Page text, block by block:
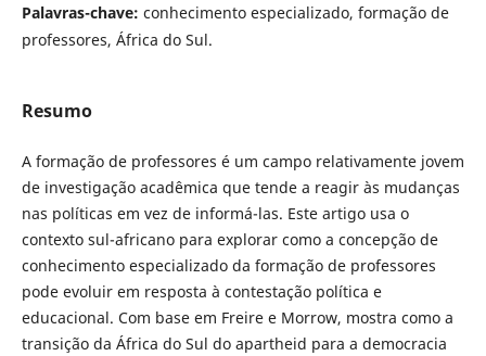
Palavras-chave: conhecimento especializado, formação de
professores, África do Sul.
Resumo
A formação de professores é um campo relativamente jovem
de investigação acadêmica que tende a reagir às mudanças
nas políticas em vez de informá-las. Este artigo usa o
contexto sul-africano para explorar como a concepção de
conhecimento especializado da formação de professores
pode evoluir em resposta à contestação política e
educacional. Com base em Freire e Morrow, mostra como a
transição da África do Sul do apartheid para a democracia